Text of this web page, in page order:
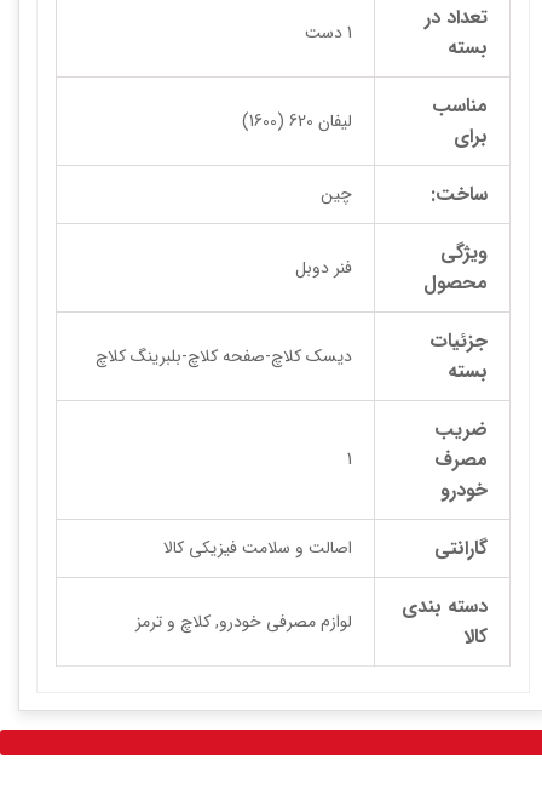
تعداد در
بسته
1 دست
مناسب
برای
لیفان 620 (1600)
ساخت: چین
ویژگی
محصول
فنر دوبل
جزئیات
بسته
دیسک کلاچ-صفحه کلاچ-بلبرینگ کلاچ
ضریب
مصرف
خودرو
1
گارانتی اصالت و سلامت فیزیکی کالا
دسته بندی
کالا
لوازم مصرفی خودرو, کلاچ و ترمز